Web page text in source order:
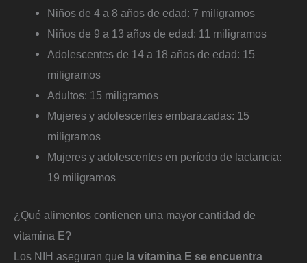
Niños de 4 a 8 años de edad: 7 miligramos
Niños de 9 a 13 años de edad: 11 miligramos
Adolescentes de 14 a 18 años de edad: 15
miligramos
Adultos: 15 miligramos
Mujeres y adolescentes embarazadas: 15
miligramos
Mujeres y adolescentes en período de lactancia:
19 miligramos
¿Qué alimentos contienen una mayor cantidad de
vitamina E?
Los NIH aseguran que la vitamina E se encuentra